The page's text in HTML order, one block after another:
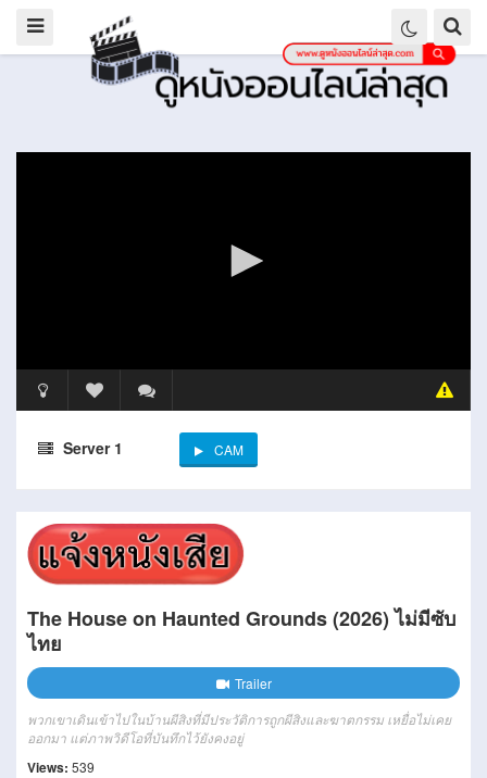
Server 1 CAM
The House on Haunted Grounds (2026) ไม่มีซับ
ไทย
Trailer
พวกเขาเดินเข้าไปในบ้านผีสิงที่มีประวัติการถูกผีสิงและฆาตกรรม เหยื่อไม่เคย
ออกมา แต่ภาพวิดีโอที่บันทึกไว้ยังคงอยู่
Views: 539